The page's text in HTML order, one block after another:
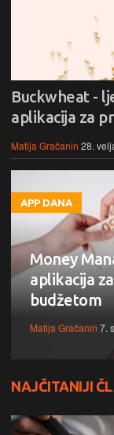
Buckwheat -
aplikacija za
Matija Gračanin 28.
APP DANA
Money
aplikacija
budžetom
Matija Gračanin 7.
NAJČITANIJI